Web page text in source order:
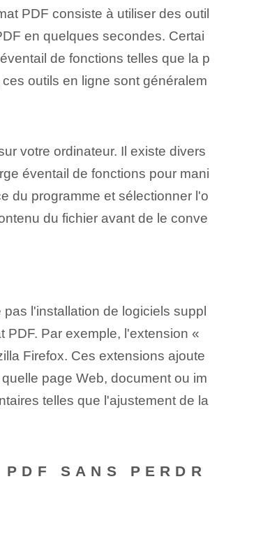
PDF consiste à utiliser des outil
en quelques secondes. ‍Certai
de fonctions telles que la p
outils en ligne sont généralem
votre ordinateur. Il existe divers
éventail de fonctions pour mani
du programme et sélectionner l'o
du fichier‍ avant de le conve
l'installation de logiciels suppl
Par exemple, l'extension «
Firefox. Ces extensions ajoute
page Web, document ou im
telles que l'ajustement de la
SANS PERDR